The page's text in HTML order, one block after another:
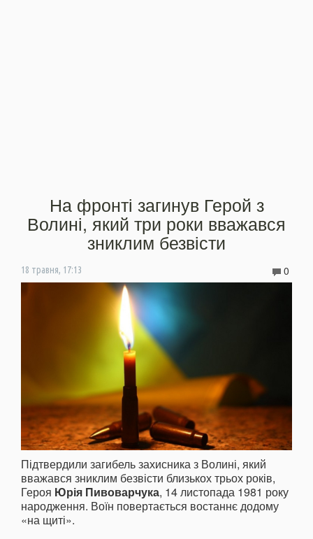
На фронті загинув Герой з
Волині, який три роки вважався
зниклим безвісти
18 травня, 17:13 0
Підтвердили загибель захисника з Волині, який
вважався зниклим безвісти близькох трьох років,
Героя Юрія Пивоварчука, 14 листопада 1981 року
народження. Воїн повертається востаннє додому
«на щиті».